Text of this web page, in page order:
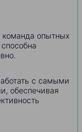
опытных
с самыми
обеспечивая